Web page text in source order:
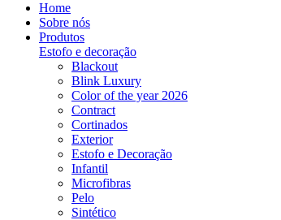
Home
Sobre nós
Produtos
Estofo e decoração
Blackout
Blink Luxury
Color of the year 2026
Contract
Cortinados
Exterior
Estofo e Decoração
Infantil
Microfibras
Pelo
Sintético